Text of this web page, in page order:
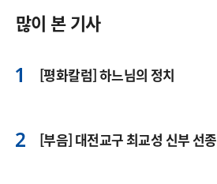
많이 본 기사
[평화칼럼] 하느님의 정치
[부음] 대전교구 최교성 신부 선종